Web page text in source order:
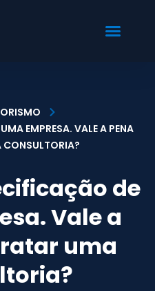
EMPRESA. VALE A PENA
de
Vale a
uma